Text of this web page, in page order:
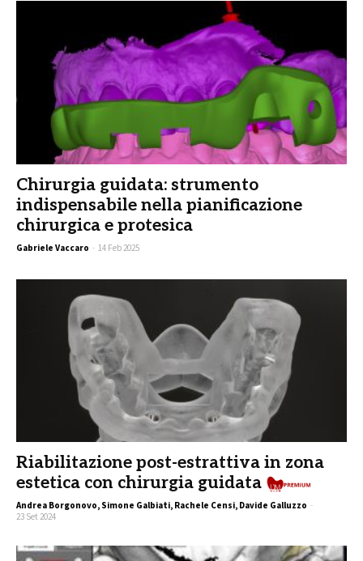
Chirurgia guidata: strumento
indispensabile nella pianificazione
chirurgica e protesica
Gabriele Vaccaro - 14 Feb 2025
Riabilitazione post-estrattiva in zona
estetica con chirurgia guidata
Andrea Borgonovo, Simone Galbiati, Rachele Censi, Davide Galluzzo -
23 Set 2024